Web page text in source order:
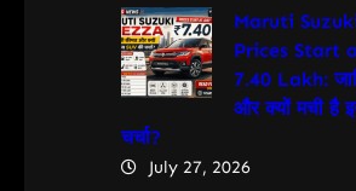
Maruti
Prices Start
7.40 Lakh:
और क्यों मची है
चर्चा?
July 27, 2026